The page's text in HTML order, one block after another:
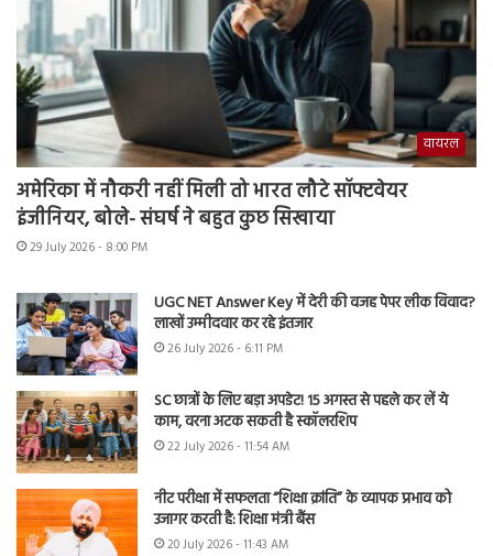
वायरल
अमेरिका में नौकरी नहीं मिली तो भारत लौटे सॉफ्टवेयर
इंजीनियर, बोले- संघर्ष ने बहुत कुछ सिखाया
29 July 2026 - 8:00 PM
UGC NET Answer Key में देरी की वजह पेपर लीक विवाद?
लाखों उम्मीदवार कर रहे इंतजार
26 July 2026 - 6:11 PM
SC छात्रों के लिए बड़ा अपडेट! 15 अगस्त से पहले कर लें ये
काम, वरना अटक सकती है स्कॉलरशिप
22 July 2026 - 11:54 AM
नीट परीक्षा में सफलता “शिक्षा क्रांति” के व्यापक प्रभाव को
उजागर करती है: शिक्षा मंत्री बैंस
20 July 2026 - 11:43 AM